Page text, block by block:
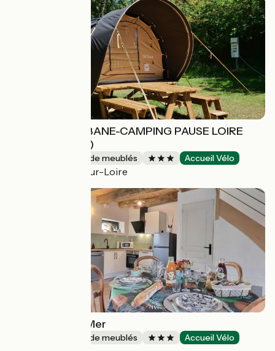
LOCATION DK'BANE-CAMPING PAUSE LOIRE
(BELLE RIVIERE)
Gîtes et locations de meublés Accueil Vélo
Sainte-Luce-sur-Loire
Entre Terre et Mer
Gîtes et locations de meublés Accueil Vélo